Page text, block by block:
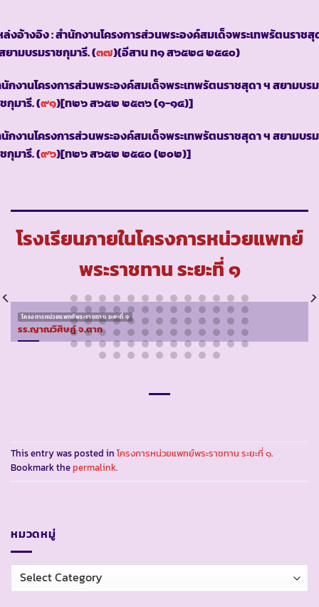
งอ้างอิง : สำนักงานโครงการส่วนพระองค์สมเด็จพระเทพรัตนราชสุ
ยามบรมราชกุมารี. (๓๗)(อีสาน ท๑ ส๖๕๒๘ ๒๕๔๐)
กงานโครงการส่วนพระองค์สมเด็จพระเทพรัตนราชสุดา ฯ สยามบรม
กุมารี. (๙๑)[ท๒๖ ส๖๕๒ ๒๕๓๖ (๑-๑๔)]
กงานโครงการส่วนพระองค์สมเด็จพระเทพรัตนราชสุดา ฯ สยามบรม
กุมารี. (๙๖)[ท๒๖ ส๖๕๒ ๒๕๔๐ (๒๐๒)]
โรงเรียนภายในโครงการหน่วยแพทย์
พระราชทาน ระยะที่ ๑
โครงการหน่วยแพทย์พระราชทาน ระยะที่ ๑
รร.ญาณวิศิษฎ์ จ.ตาก
This entry was posted in โครงการหน่วยแพทย์พระราชทาน ระยะที่ ๑.
Bookmark thepermalink.
หมวดหมู่
หมวด
หมู่